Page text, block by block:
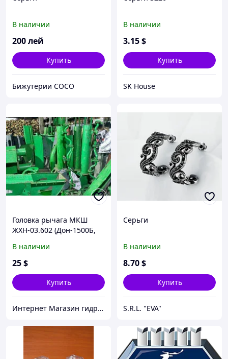
В наличии
200лей
Купить
Бижутерии COCO
В наличии
3.15$
Купить
SK House
Головка рычага МКШ
ЖХН-03.602 (Дон-1500Б,
серьгами
В наличии
25$
Купить
Интернет Магазин гидравлических узлов
Серьги
В наличии
8.70$
Купить
S.R.L. "EVA"